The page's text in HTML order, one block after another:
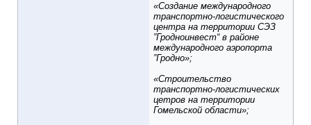
«Создание международного
транспортно-логистического
центра на территории СЭЗ
”Гродноинвест“ в районе
международного аэропорта
”Гродно»;
«Строительство
транспортно-логистических
цетров на территории
Гомельской области»;